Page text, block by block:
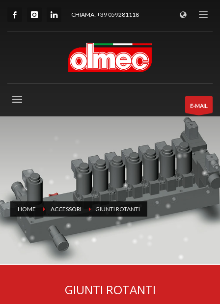
CHIAMA: +39 059281118
E-MAIL
HOME ACCESSORI GIUNTI ROTANTI
GIUNTI ROTANTI